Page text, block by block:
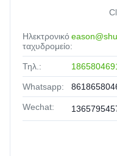
Ηλεκτρονικό
ταχυδρομείο:
Τηλ.:
Whatsapp:
Wechat: